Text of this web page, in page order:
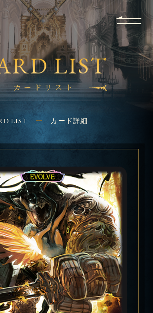
SHOPS
FOR
BEGINNERS
APPLICATION
LIST
カードリスト
LIST カード詳細